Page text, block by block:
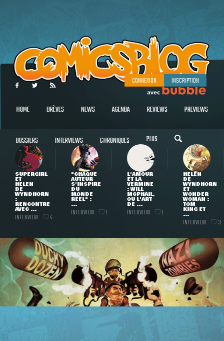
CONNEXION INSCRIPTION
HOME BRÈVES NEWS AGENDA REVIEWS PREVIEWS
DOSSIERS INTERVIEWS CHRONIQUES PLUS
SUPERGIRL
ET
HELEN
DE
WYNDHORN
:
RENCONTRE
AVEC ...
INTERVIEW 4
"CHAQUE
AUTEUR
S'INSPIRE
DU
MONDE
RÉEL" :
...
INTERVIEW 1
L'AMOUR
ET LA
VERMINE
: WILL
MCPHAIL,
OU L'ART
DE ...
INTERVIEW 1
HELEN
DE
WYNDHORN
ET
WONDER
WOMAN :
TOM
KING ET
...
INTERVIEW 3